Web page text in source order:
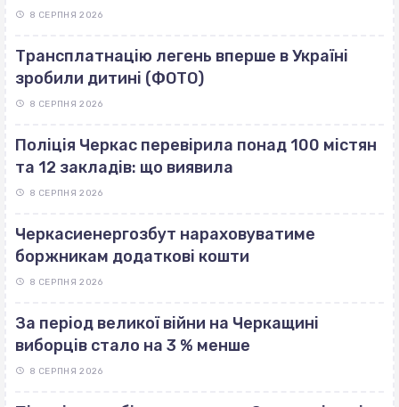
8 СЕРПНЯ 2026
Трансплатнацію легень вперше в Україні
зробили дитині (ФОТО)
8 СЕРПНЯ 2026
Поліція Черкас перевірила понад 100 містян
та 12 закладів: що виявила
8 СЕРПНЯ 2026
Черкасиенергозбут нараховуватиме
боржникам додаткові кошти
8 СЕРПНЯ 2026
За період великої війни на Черкащині
виборців стало на 3 % менше
8 СЕРПНЯ 2026